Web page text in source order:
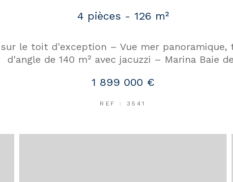
4 pièces - 126 m²
le toit d'exception – Vue mer panoramique,
d'angle de 140 m² avec jacuzzi – Marina Baie
1 899 000 €
REF : 3541